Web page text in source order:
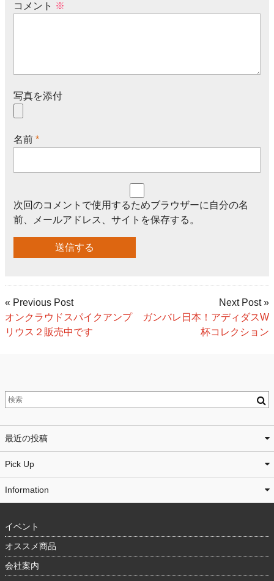
コメント ※
写真を添付
名前 *
次回のコメントで使用するためブラウザーに自分の名
前、メールアドレス、サイトを保存する。
« Previous Post
オンクラウドスパイクアンプ
リウス２販売中です
Next Post »
ガンバレ日本！アディダスW
杯コレクション
最近の投稿
Pick Up
Information
イベント
オススメ商品
会社案内